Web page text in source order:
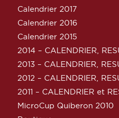
Calendrier 2017
Calendrier 2016
Calendrier 2015
2014 – CALENDRIER,
2013 – CALENDRIER,
2012 – CALENDRIER,
2011 – CALENDRIER et
MicroCup Quiberon 2010